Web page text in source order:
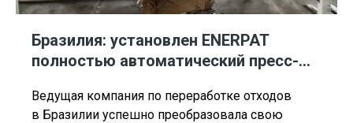
Бразилия: установлен ENERPAT
полностью автоматический пресс-
Ведущая компания по переработке отходов
в Бразилии успешно преобразовала свою